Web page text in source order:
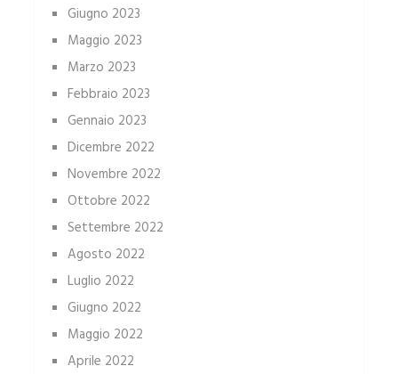
Giugno 2023
Maggio 2023
Marzo 2023
Febbraio 2023
Gennaio 2023
Dicembre 2022
Novembre 2022
Ottobre 2022
Settembre 2022
Agosto 2022
Luglio 2022
Giugno 2022
Maggio 2022
Aprile 2022